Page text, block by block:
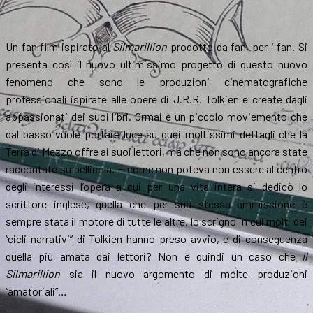
Un fan film ispirato alSilmarillion prodotto da fan, per i fan. Si
presenta così il nuovo ultimissimo progetto di questo nuovo
fenomeno che sono le produzioni cinematografiche
professionali ispirate alle opere di J.R.R. Tolkien e create dagli
appassionati dei suoi libri. Ormai è un piccolo moviemento che
dal basso vuole portare luce su quei moltissimi dettagli che la
Terra di Mezzo offre ai suoi lettori, ma che non sono ancora state
raccontate su pellicola. E come non poteva non essere al centro
degli interessi l’opera a cui per una vita intera si dedicò lo
scrittore inglese, quella che per sua stessa ammissione è
sempre stata il motore di tutte le altre, lo scrigno in cui molti dei
“cicli narrativi” di Tolkien hanno preso avvio, e di conseguenza
quella più amata dai lettori? Non è quindi un caso cheIl
Silmarillion sia il nuovo argomento di molte produzioni
“amatoriali”…